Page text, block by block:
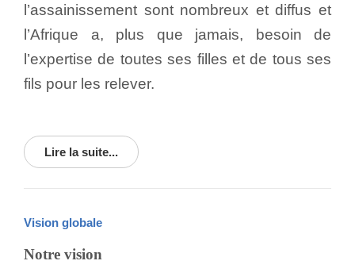
l’assainissement sont nombreux et diffus et
l’Afrique a, plus que jamais, besoin de
l’expertise de toutes ses filles et de tous ses
fils pour les relever.
Lire la suite...
Vision globale
Notre vision